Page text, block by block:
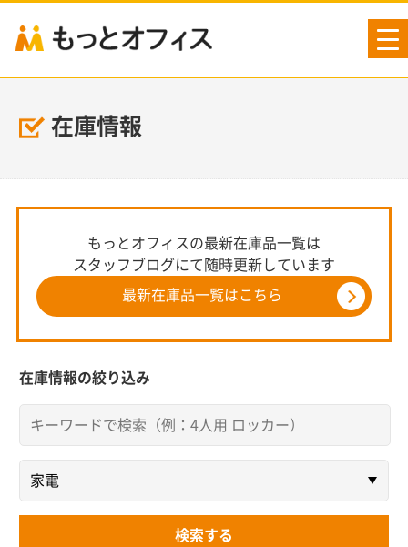
在庫情報
もっとオフィスの最新在庫品一覧は
スタッフブログにて随時更新しています
最新在庫品一覧はこちら
在庫情報の絞り込み